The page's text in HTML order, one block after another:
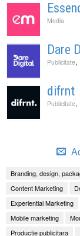
Media
Dare
Publicitate,
difrnt
Publicitate,
Branding, design,
Content Marketing
Experiential Marketing
Mobile marketing
Productie publicitara